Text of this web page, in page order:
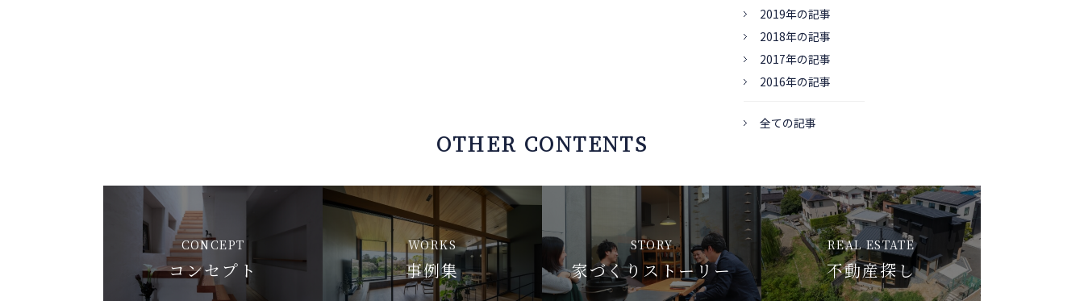
2019年の記事
2018年の記事
2017年の記事
2016年の記事
全ての記事
OTHER CONTENTS
CONCEPT
コンセプト
WORKS
事例集
STORY
家づくりストーリー
REAL ESTATE
不動産探し